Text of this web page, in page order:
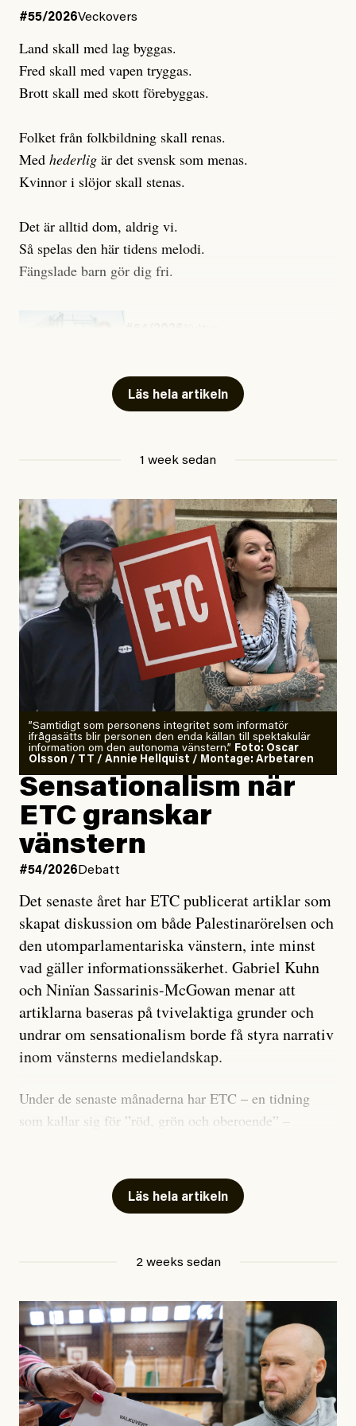
#55/2026Veckovers
Land skall med lag byggas.
Fred skall med vapen tryggas.
Brott skall med skott förebyggas.
Folket från folkbildning skall renas.
Med hederlig är det svensk som menas.
Kvinnor i slöjor skall stenas.
Det är alltid dom, aldrig vi.
Så spelas den här tidens melodi.
Fängslade barn gör dig fri.
Läs hela artikeln
1 week sedan
”Samtidigt som personens integritet som informatör
ifrågasätts blir personen den enda källan till spektakulär
information om den autonoma vänstern.” Foto: Oscar
Olsson / TT / Annie Hellquist / Montage: Arbetaren
Sensationalism när
ETC granskar
vänstern
#54/2026 Debatt
Det senaste året har ETC publicerat artiklar som
skapat diskussion om både Palestinarörelsen och
den utomparlamentariska vänstern, inte minst
vad gäller informationssäkerhet. Gabriel Kuhn
och Ninïan Sassarinis-McGowan menar att
artiklarna baseras på tvivelaktiga grunder och
undrar om sensationalism borde få styra narrativ
inom vänsterns medielandskap.
Under de senaste månaderna har ETC – en tidning
som kallar sig för ”röd, grön och oberoende” –
skriver för? Vad betyder det att vara en ”röd, grön och
oberoende” tidning? Och vad är egentligen bra
utpekas som israelisk infiltratör”. Enligt ingressen
handlar artikeln om en person vars ”bakgrund skapar
splittring och oro i rörelsen”. Problemet är att artikeln
skapar betydligt mer oro i palestinarörelsen – och den
oberoende vänstern – än den porträtterade personen
Läs hela artikeln
2 weeks sedan